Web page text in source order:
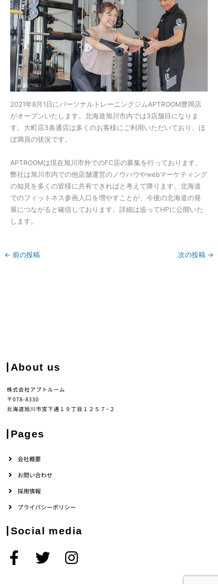
2021年8月1日にパーソナルトレーニングジムAPTROOM豊岡店
がオープンいたします。北海道旭川市内では3店舗目になりま
す。大町店3条通店は多くのお客様にご利用いただいており、ほ
ぼ満員の状況です。
APTROOMは現在旭川市外でのFC店の募集を行っております。
弊社は旭川市内での他店舗運営のノウハウやwebマーケティング
の知見を多くの皆様に共有できればと考えて降ります。北海道
でのフィットネス参画人口を増やすことが、今後の北海道の発
展につながると確信しております。詳細は追ってHPに公開いた
します。
← 前の投稿 次の投稿 →
About us
株式会社アプトルーム
〒078-8330
北海道旭川市宮下通１９丁目１２５７−２
Pages
会社概要
お問い合わせ
採用情報
プライバシーポリシー
Social media
F
T
I